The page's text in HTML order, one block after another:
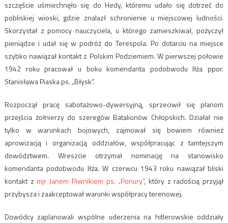
szczęście uśmiechnęło się do Hedy, któremu udało się dotrzeć do
pobliskiej wioski, gdzie znalazł schronienie u miejscowej ludności.
Skorzystał z pomocy nauczyciela, u którego zamieszkiwał, pożyczył
pieniądze i udał się w podróż do Terespola. Po dotarciu na miejsce
szybko nawiązał kontakt z Polskim Podziemiem. W pierwszej połowie
1942 roku pracował u boku komendanta podobwodu Iłża ppor.
Stanisława Piaska ps. „Błysk”.
Rozpoczął pracę sabotażowo-dywersyjną, sprzeciwił się planom
przejścia żołnierzy do szeregów Batalionów Chłopskich. Działał nie
tylko w warunkach bojowych, zajmował się bowiem również
aprowizacją i organizacją oddziałów, współpracując z tamtejszym
dowództwem. Wreszcie otrzymał nominację na stanowisko
komendanta podobwodu Iłża. W czerwcu 1943 roku nawiązał bliski
kontakt zmjr Janem Piwnikiem ps. „Ponury”, który z radością przyjął
przybysza i zaakceptował warunki współpracy terenowej.
Dowódcy zaplanowali wspólne uderzenia na hitlerowskie oddziały